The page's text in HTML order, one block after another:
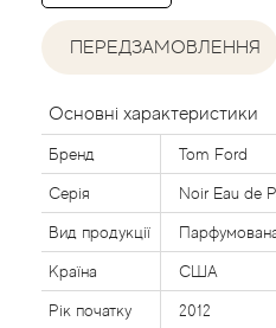
ПЕРЕДЗАМОВЛЕННЯ
Основні характеристики
Бренд Tom Ford
Серія Noir Eau de
Вид продукції
Країна США
Рік початку
2012
Acqua di Sardegna
Adidas
Aedes de Venustas
Aerin Lauder
Affinessence